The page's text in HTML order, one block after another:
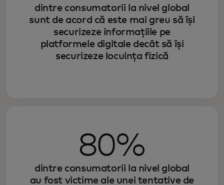
dintre consumatorii la nivel global
sunt de acord că este mai greu să își
securizeze informațiile pe
platformele digitale decât să își
securizeze locuința fizică
80%
dintre consumatorii la nivel global
au fost victime ale unei tentative de